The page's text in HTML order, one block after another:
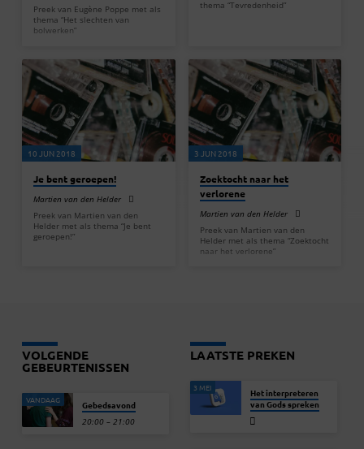
Preek van Eugène Poppe met als
thema “Het slechten van
bolwerken”
thema “Tevredenheid”
10 JUN 2018
Je bent geroepen!
Martien van den Helder
Preek van Martien van den
Helder met als thema “Je bent
geroepen!”
3 JUN 2018
Zoektocht naar het
verlorene
Martien van den Helder
Preek van Martien van den
Helder met als thema “Zoektocht
naar het verlorene”
VOLGENDE
GEBEURTENISSEN
VANDAAG Gebedsavond
20:00 – 21:00
LAATSTE PREKEN
3 MEI
Het interpreteren
van Gods spreken